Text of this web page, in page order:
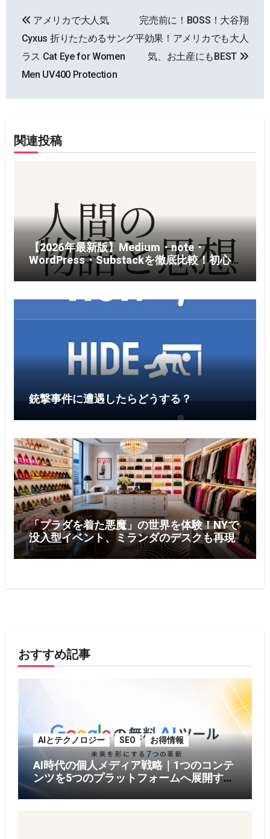
稿
ナ
ビ
ゲ
ー
シ
アメリカで大人気
Cyxus 折りたためるサング
ラス Cat Eye for Women
Men UV400 Protection
完売前に！BOSS！大谷翔
平効果！アメリカでも大人
気、お土産にもBEST
関連投稿
【2026年最新版】Medium・note・
WordPress・Substackを徹底比較！初心
者がブログを始めるならどれがおすすめ？
銃撃事件に遭遇したらどうする？
「プラダを着た悪魔」の世界を体験！NYで
没入型イベント、ミランダのデスクも再現
おすすめ記事
AIとテクノロジー SEO お得情報
AI時代の個人メディア戦略｜1つのコンテ
ンツを5つのプラットフォームへ展開する
方法【2026年版】